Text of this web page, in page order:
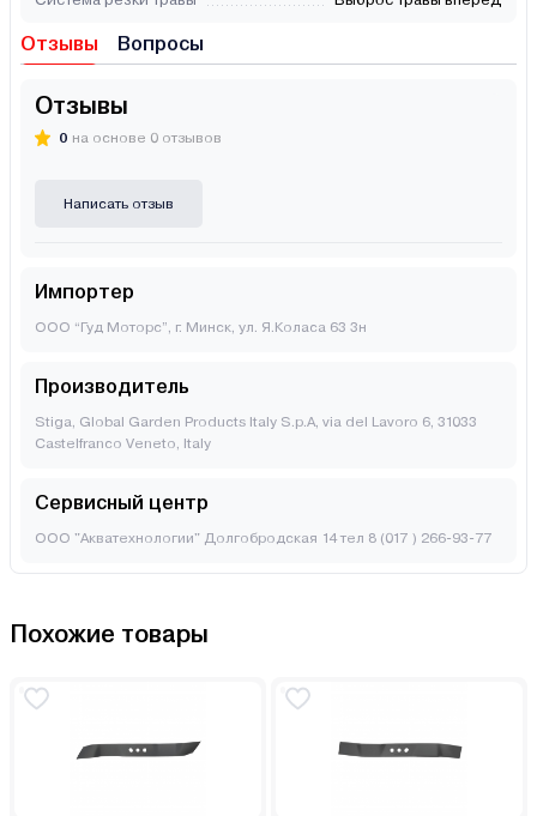
Отзывы Вопросы
Отзывы
0 на основе 0 отзывов
Написать отзыв
Импортер
ООО “Гуд Моторс”, г. Минск, ул. Я.Коласа 63 3н
Производитель
Stiga, Global Garden Products Italy S.p.A, via del Lavoro 6, 31033
Castelfranco Veneto, Italy
Сервисный центр
ООО "Акватехнологии" Долгобродская 14 тел 8 (017 ) 266-93-77
Похожие товары